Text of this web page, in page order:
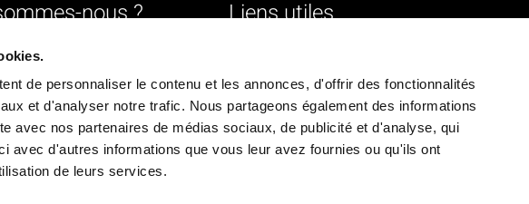
de personnaliser le contenu et les annonces, d'offrir des fonctionnalités
et d'analyser notre trafic. Nous partageons également des informations
avec nos partenaires de médias sociaux, de publicité et d'analyse, qui
avec d'autres informations que vous leur avez fournies ou qu'ils ont
de leurs services.
nous ? Liens utiles
Mentions légales
Conditions générales de vente
Paiement sécurisé